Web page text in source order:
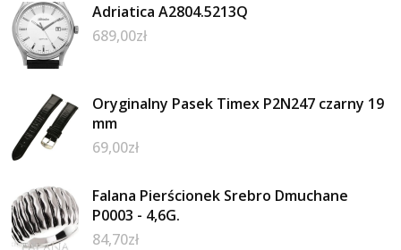
Adriatica A2804.5213Q
689,00zł
Oryginalny Pasek Timex P2N247 czarny 19
mm
69,00zł
Falana Pierścionek Srebro Dmuchane
P0003 - 4,6G.
84,70zł